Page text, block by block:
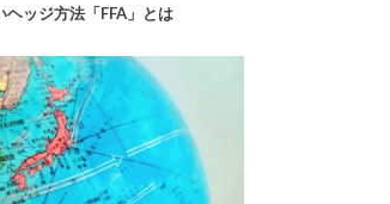
ヘッジ方法「FFA」とは